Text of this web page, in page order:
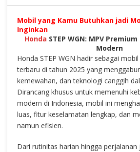
Mobil yang Kamu Butuhkan jadi
Inginkan
Honda STEP WGN: MPV
Modern
Honda STEP WGN hadir sebagai
terbaru di tahun 2025 yang
kemewahan, dan teknologi canggih
Dirancang khusus untuk memenuhi
modern di Indonesia, mobil ini
luas, fitur keselamatan lengkap, dan
namun efisien.
Dari rutinitas harian hingga perjalanan